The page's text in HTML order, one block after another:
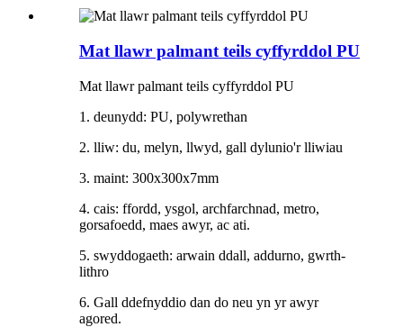
Mat llawr palmant teils cyffyrddol PU
Mat llawr palmant teils cyffyrddol PU
1. deunydd: PU, polywrethan
2. lliw: du, melyn, llwyd, gall dylunio'r lliwiau
3. maint: 300x300x7mm
4. cais: ffordd, ysgol, archfarchnad, metro,
gorsafoedd, maes awyr, ac ati.
5. swyddogaeth: arwain ddall, addurno, gwrth-
lithro
6. Gall ddefnyddio dan do neu yn yr awyr
agored.